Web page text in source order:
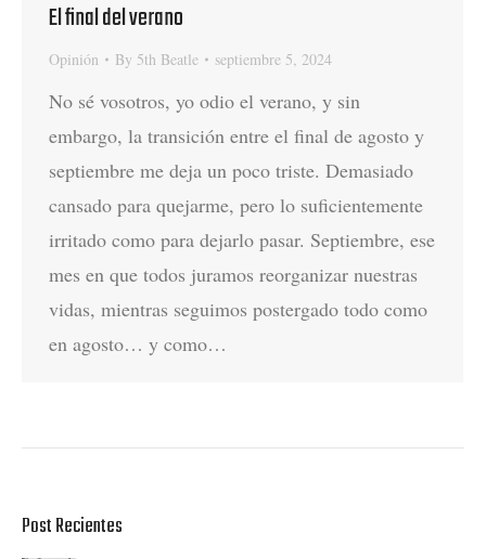
El final del verano
Opinión By 5th Beatle septiembre 5, 2024
No sé vosotros, yo odio el verano, y sin
embargo, la transición entre el final de agosto y
septiembre me deja un poco triste. Demasiado
cansado para quejarme, pero lo suficientemente
irritado como para dejarlo pasar. Septiembre, ese
mes en que todos juramos reorganizar nuestras
vidas, mientras seguimos postergado todo como
en agosto… y como…
Post Recientes